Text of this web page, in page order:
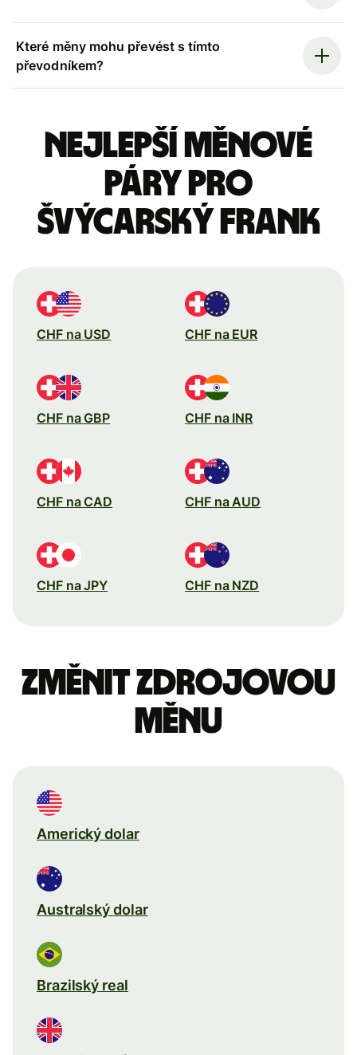
Které měny mohu převést s tímto
převodníkem?
Nejlepší měnové
páry pro
švýcarský frank
CHF na USD CHF na EUR
CHF na GBP CHF na INR
CHF na CAD CHF na AUD
CHF na JPY CHF na NZD
Změnit zdrojovou
měnu
Americký dolar
Australský dolar
Brazilský real